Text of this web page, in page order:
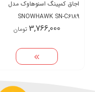
اجاق کمپینگ اسنوهاوک مدل
SNOWHAWK SN-C6189
3,766,000 تومان